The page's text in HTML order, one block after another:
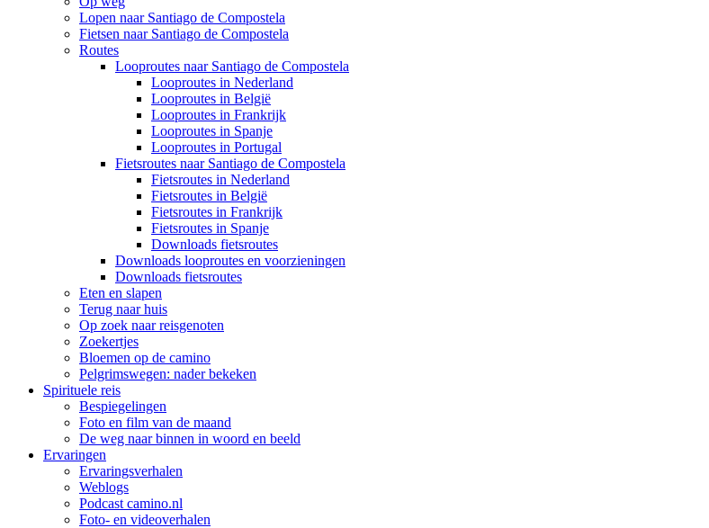
Lopen naar Santiago de Compostela
Fietsen naar Santiago de Compostela
Routes
Looproutes naar Santiago de Compostela
Looproutes in Nederland
Looproutes in België
Looproutes in Frankrijk
Looproutes in Spanje
Looproutes in Portugal
Fietsroutes naar Santiago de Compostela
Fietsroutes in Nederland
Fietsroutes in België
Fietsroutes in Frankrijk
Fietsroutes in Spanje
Downloads fietsroutes
Downloads looproutes en voorzieningen
Downloads fietsroutes
Eten en slapen
Terug naar huis
Op zoek naar reisgenoten
Zoekertjes
Bloemen op de camino
Pelgrimswegen: nader bekeken
Spirituele reis
Bespiegelingen
Foto en film van de maand
De weg naar binnen in woord en beeld
Ervaringen
Ervaringsverhalen
Weblogs
Podcast camino.nl
Foto- en videoverhalen